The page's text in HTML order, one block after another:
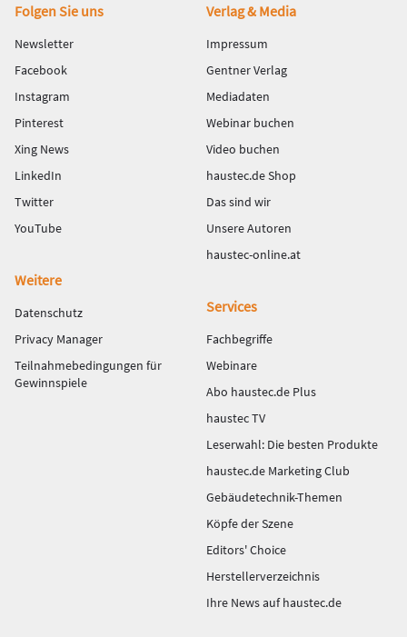
Fußbereich
Folgen Sie uns
Newsletter
Facebook
Instagram
Pinterest
Xing News
LinkedIn
Twitter
YouTube
Verlag & Media
Impressum
Gentner Verlag
Mediadaten
Webinar buchen
Video buchen
haustec.de Shop
Das sind wir
Unsere Autoren
haustec-online.at
Weitere
Datenschutz
Privacy Manager
Teilnahmebedingungen für
Gewinnspiele
Services
Fachbegriffe
Webinare
Abo haustec.de Plus
haustec TV
Leserwahl: Die besten Produkte
haustec.de Marketing Club
Gebäudetechnik-Themen
Köpfe der Szene
Editors' Choice
Herstellerverzeichnis
Ihre News auf haustec.de